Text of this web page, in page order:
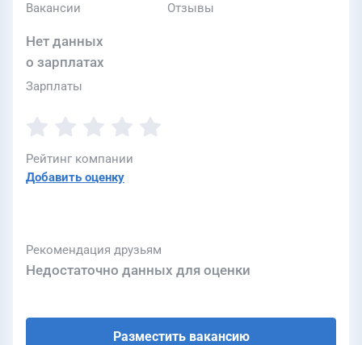
Вакансии Отзывы
Нет данных
о зарплатах
Зарплаты
Рейтинг компании
Добавить оценку
Рекомендация друзьям
Недостаточно данных для оценки
Разместить вакансию